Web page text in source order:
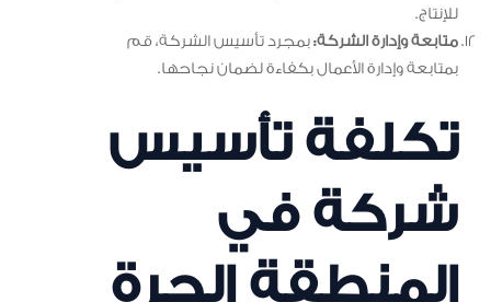
للإنتاج.
متابعة وإدارة الشركة:بمجرد تأسيس الشركة، قم
بمتابعة وإدارة الأعمال بكفاءة لضمان نجاحها.
تكلفة تأسيس
شركة في
المنطقة الحرة